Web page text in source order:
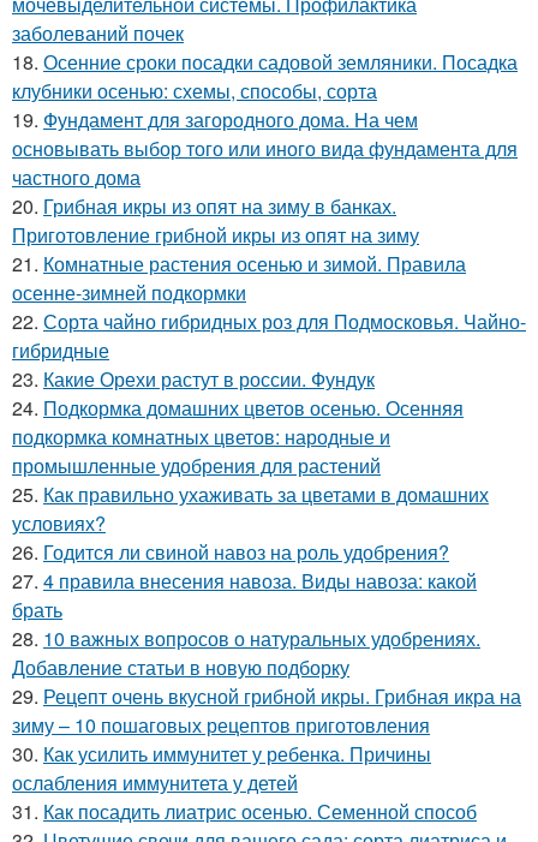
заболеваний почек
18. Осенние сроки посадки садовой земляники. Посадка
клубники осенью: схемы, способы, сорта
19. Фундамент для загородного дома. На чем
основывать выбор того или иного вида фундамента для
частного дома
20. Грибная икры из опят на зиму в банках.
Приготовление грибной икры из опят на зиму
21. Комнатные растения осенью и зимой. Правила
осенне-зимней подкормки
22. Сорта чайно гибридных роз для Подмосковья. Чайно-
гибридные
23. Какие Орехи растут в россии. Фундук
24. Подкормка домашних цветов осенью. Осенняя
подкормка комнатных цветов: народные и
промышленные удобрения для растений
25. Как правильно ухаживать за цветами в домашних
условиях?
26. Годится ли свиной навоз на роль удобрения?
27. 4 правила внесения навоза. Виды навоза: какой
брать
28. 10 важных вопросов о натуральных удобрениях.
Добавление статьи в новую подборку
29. Рецепт очень вкусной грибной икры. Грибная икра на
зиму – 10 пошаговых рецептов приготовления
30. Как усилить иммунитет у ребенка. Причины
ослабления иммунитета у детей
31. Как посадить лиатрис осенью. Семенной способ